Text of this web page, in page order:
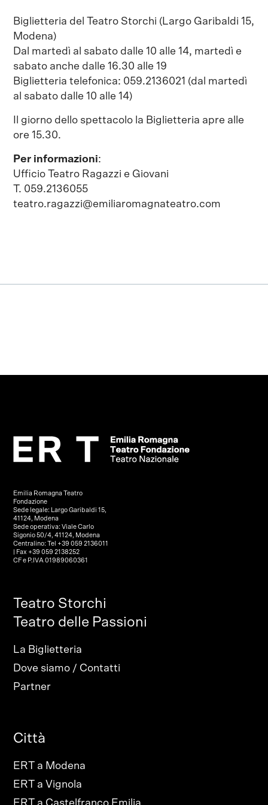
Biglietteria del Teatro Storchi (Largo Garibaldi 15,
Modena)
Dal martedì al sabato dalle 10 alle 14, martedì e
sabato anche dalle 16.30 alle 19
Biglietteria telefonica: 059.2136021 (dal martedì
al sabato dalle 10 alle 14)
Il giorno dello spettacolo la Biglietteria apre alle
ore 15.30.
Per informazioni:
Ufficio Teatro Ragazzi e Giovani
T. 059.2136055
teatro.ragazzi@emiliaromagnateatro.com
Emilia Romagna Teatro
Fondazione
Sede legale: Largo Garibaldi 15,
41124, Modena
Sede operativa: Viale Carlo
Sigonio 50/4, 41124, Modena
Centralino: Tel +39 059 2136011
| Fax +39 059 2138252
CF e P.IVA 01989060361
Teatro Storchi
Teatro delle Passioni
La Biglietteria
Dove siamo / Contatti
Partner
Città
ERT a Modena
ERT a Vignola